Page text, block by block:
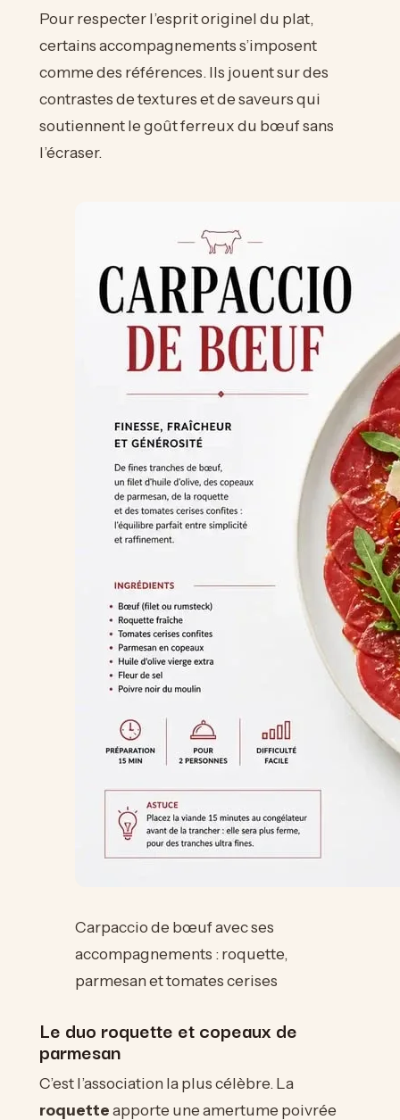
Pour respecter l’esprit originel du plat,
certains accompagnements s’imposent
comme des références. Ils jouent sur des
contrastes de textures et de saveurs qui
soutiennent le goût ferreux du bœuf sans
l’écraser.
Carpaccio de bœuf avec ses
accompagnements : roquette,
parmesan et tomates cerises
Le duo roquette et copeaux de
parmesan
C’est l’association la plus célèbre. La
roquetteapporte une amertume poivrée